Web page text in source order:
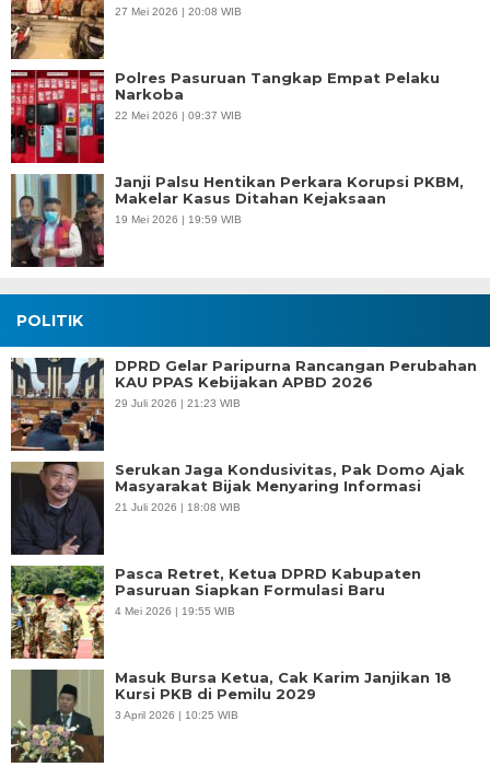
27 Mei 2026 | 20:08 WIB
Polres Pasuruan Tangkap Empat Pelaku
Narkoba
22 Mei 2026 | 09:37 WIB
Janji Palsu Hentikan Perkara Korupsi PKBM,
Makelar Kasus Ditahan Kejaksaan
19 Mei 2026 | 19:59 WIB
POLITIK
DPRD Gelar Paripurna Rancangan Perubahan
KAU PPAS Kebijakan APBD 2026
29 Juli 2026 | 21:23 WIB
Serukan Jaga Kondusivitas, Pak Domo Ajak
Masyarakat Bijak Menyaring Informasi
21 Juli 2026 | 18:08 WIB
Pasca Retret, Ketua DPRD Kabupaten
Pasuruan Siapkan Formulasi Baru
4 Mei 2026 | 19:55 WIB
Masuk Bursa Ketua, Cak Karim Janjikan 18
Kursi PKB di Pemilu 2029
3 April 2026 | 10:25 WIB